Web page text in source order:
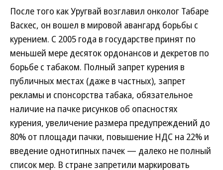
После того как Уругвай возглавил онколог Табаре
Васкес, он вошел в мировой авангард борьбы с
курением. С 2005 года в государстве принят по
меньшей мере десяток ордонансов и декретов по
борьбе с табаком. Полный запрет курения в
публичных местах (даже в частных), запрет
рекламы и спонсорства табака, обязательное
наличие на пачке рисунков об опасностях
курения, увеличение размера предупреждений до
80% от площади пачки, повышение НДС на 22% и
введение однотипных пачек — далеко не полный
список мер. В стране запретили маркировать